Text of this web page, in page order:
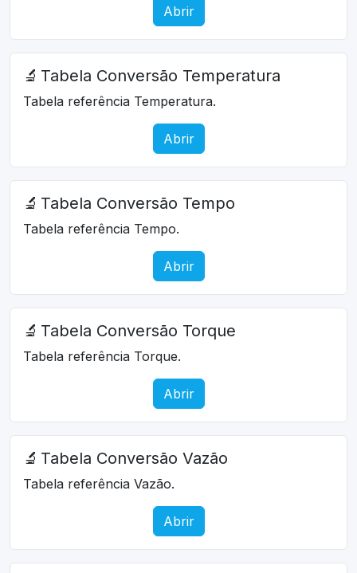
Abrir
🔬 Tabela Conversão Temperatura
Tabela referência Temperatura.
Abrir
🔬 Tabela Conversão Tempo
Tabela referência Tempo.
Abrir
🔬 Tabela Conversão Torque
Tabela referência Torque.
Abrir
🔬 Tabela Conversão Vazão
Tabela referência Vazão.
Abrir